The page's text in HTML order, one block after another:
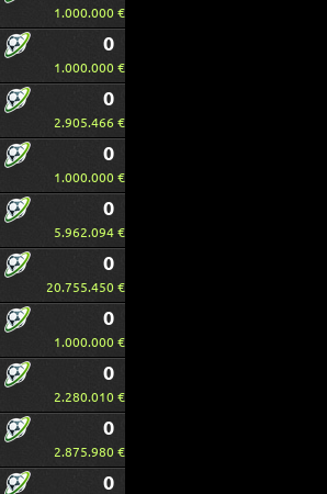
1.000.000 €
0
1.000.000 €
0
2.905.466 €
0
1.000.000 €
0
5.962.094 €
0
20.755.450 €
0
1.000.000 €
0
2.280.010 €
0
2.875.980 €
0